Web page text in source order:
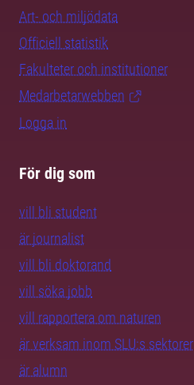
Art- och miljödata
Officiell statistik
Fakulteter och institutioner
Medarbetarwebben
Logga in
För dig som
vill bli student
är journalist
vill bli doktorand
vill söka jobb
vill rapportera om naturen
är verksam inom SLU:s sektorer
är alumn